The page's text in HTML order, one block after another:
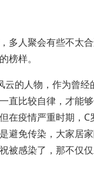
多人聚会有些不太
榜样。
云的人物，作为曾经
直比较自律，才能
在疫情严重时期，C
避免传染，大家居
被感染了，那不仅